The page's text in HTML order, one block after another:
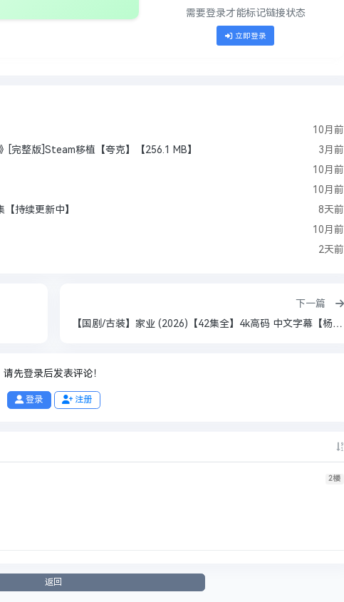
需要登录才能标记链接状态
立即登录
10月前
[完整版]Steam移植【夸克】【256.1 MB】
3月前
10月前
10月前
持续更新中】
8天前
10月前
2天前
下一篇
【国剧/古装】家业 (2026)【42集全】4k高码 中文字幕【杨紫 / 韩东君】
请先登录后发表评论！
登录 注册
2楼
返回